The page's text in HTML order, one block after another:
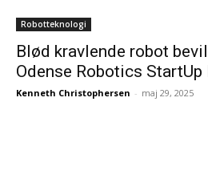
Robotteknologi
Blød kravlende robot
Odense Robotics StartUp
Kenneth Christophersen - maj 29, 2025